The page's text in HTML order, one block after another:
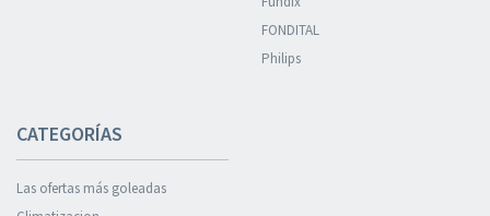
FONDITAL
Philips
CATEGORÍAS
Las ofertas más goleadas